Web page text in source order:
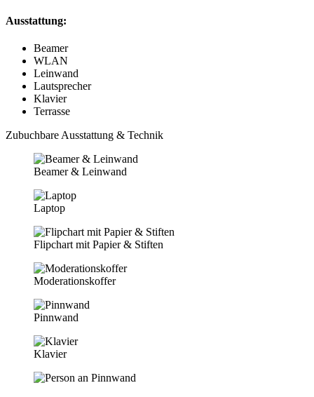
Ausstattung:
Beamer
WLAN
Leinwand
Lautsprecher
Klavier
Terrasse
Zubuchbare Ausstattung & Technik
Beamer & Leinwand
Laptop
Flipchart mit Papier & Stiften
Moderationskoffer
Pinnwand
Klavier